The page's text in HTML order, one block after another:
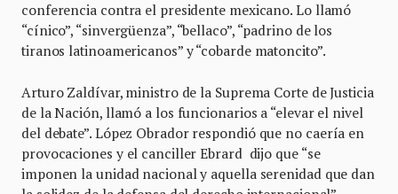
conferencia contra el presidente mexicano. Lo llamó
“cínico”, “sinvergüenza”, “bellaco”, “padrino de los
tiranos latinoamericanos” y “cobarde matoncito”.
Arturo Zaldívar, ministro de la Suprema Corte de Justicia
de la Nación, llamó a los funcionarios a “elevar el nivel
del debate”. López Obrador respondió que no caería en
provocaciones y el canciller Ebrard dijo que “se
imponen la unidad nacional y aquella serenidad que dan